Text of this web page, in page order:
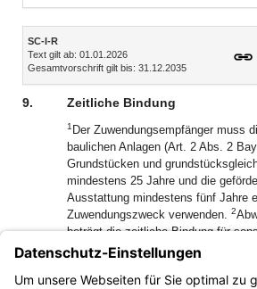
Inhalt
SC-I-R
Text gilt ab: 01.01.2026
Gesamtvorschrift gilt bis: 31.12.2035
9. Zeitliche Bindung
1 Der Zuwendungsempfänger muss
baulichen Anlagen (Art. 2 Abs. 2
Grundstücken und
mindestens 25 Jahre und die
Ausstattung mindestens fünf Jahre
Zuwendungszweck verwenden. 2
beträgt die zeitliche Bindung für
Baumaßnahmen, insbesondere bei
temporärer Bauten, zwölf Jahre.
Kommunikationstechnik beträgt die